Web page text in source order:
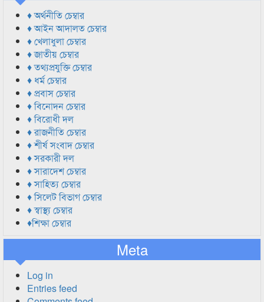
♦ অর্থনীতি চেম্বার
♦ আইন আদালত চেম্বার
♦ খেলাধুলা চেম্বার
♦ জাতীয় চেম্বার
♦ তথ্যপ্রযুক্তি চেম্বার
♦ ধর্ম চেম্বার
♦ প্রবাস চেম্বার
♦ বিনোদন চেম্বার
♦ বিরোধী দল
♦ রাজনীতি চেম্বার
♦ শীর্ষ সংবাদ চেম্বার
♦ সরকারী দল
♦ সারাদেশ চেম্বার
♦ সাহিত্য চেম্বার
♦ সিলেট বিভাগ চেম্বার
♦ স্বাস্থ্য চেম্বার
♦শিক্ষা চেম্বার
Meta
Log in
Entries feed